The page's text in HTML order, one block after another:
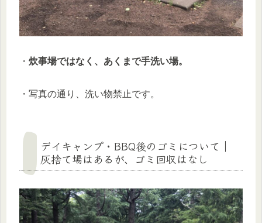
・ 炊事場ではなく、あくまで手洗い場。
・写真の通り、洗い物禁止です。
デイキャンプ・BBQ後のゴミについて｜
灰捨て場はあるが、ゴミ回収はなし